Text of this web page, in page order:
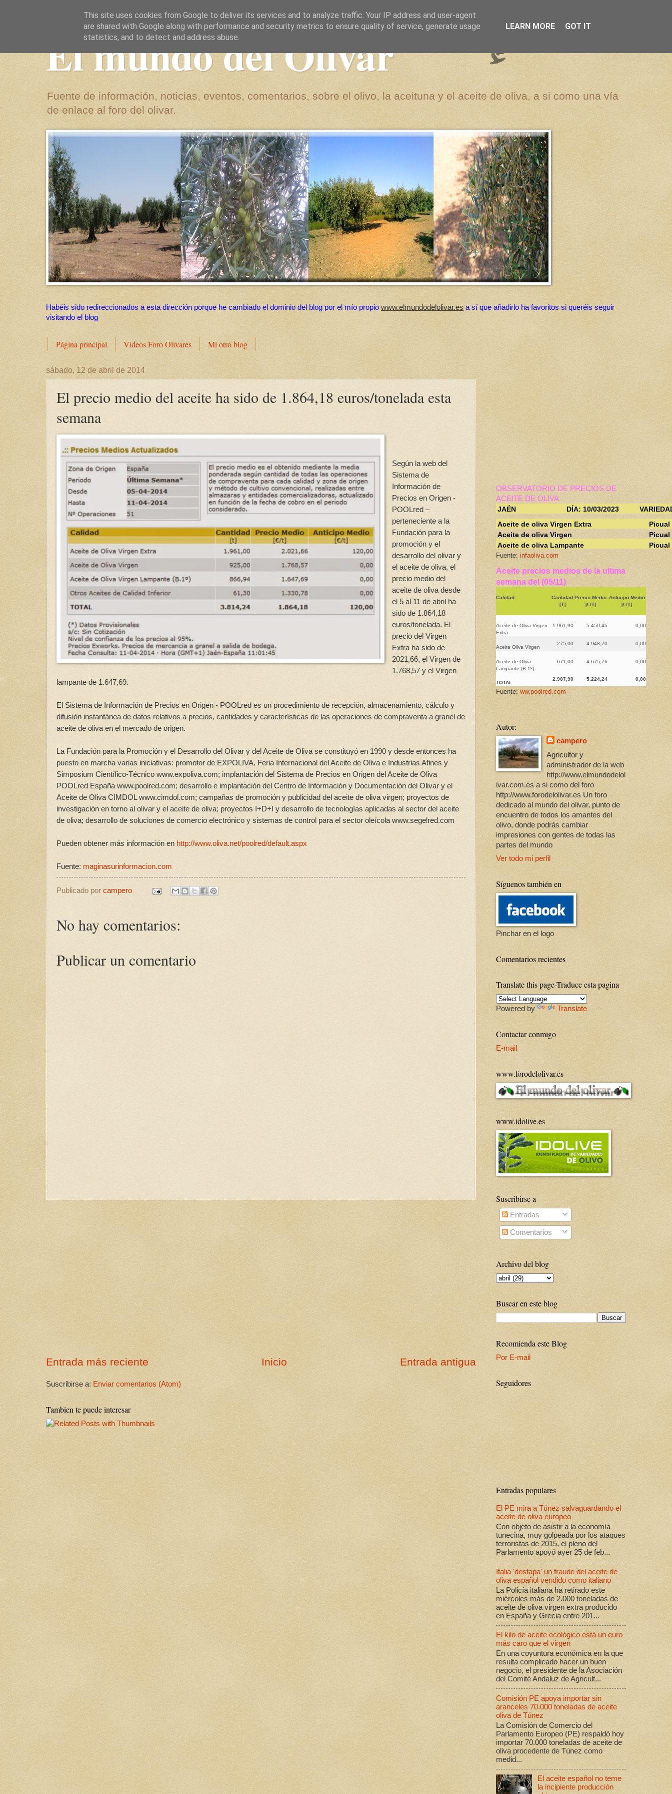
El mundo del Olivar
Fuente de información, noticias, eventos, comentarios, sobre el olivo, la aceituna y el aceite de oliva, a si como una vía
de enlace al foro del olivar.
Habéis sido redireccionados a esta dirección porque he cambiado el dominio del blog por el mío propio www.elmundodelolivar.es a sí que añadirlo ha favoritos si queréis seguir
visitando el blog
Página principal Videos Foro Olivares Mi otro blog
sábado, 12 de abril de 2014
El precio medio del aceite ha sido de 1.864,18 euros/tonelada esta
semana
Según la web del
Sistema de
Información de
Precios en Origen -
POOLred –
perteneciente a la
Fundación para la
promoción y el
desarrollo del olivar y
el aceite de oliva, el
precio medio del
aceite de oliva desde
el 5 al 11 de abril ha
sido de 1.864,18
euros/tonelada. El
precio del Virgen
Extra ha sido de
2021,66, el Virgen de
1.768,57 y el Virgen
lampante de 1.647,69.
El Sistema de Información de Precios en Origen - POOLred es un procedimiento de recepción, almacenamiento, cálculo y
difusión instantánea de datos relativos a precios, cantidades y características de las operaciones de compraventa a granel de
aceite de oliva en el mercado de origen.
La Fundación para la Promoción y el Desarrollo del Olivar y del Aceite de Oliva se constituyó en 1990 y desde entonces ha
puesto en marcha varias iniciativas: promotor de EXPOLIVA, Feria Internacional del Aceite de Oliva e Industrias Afines y
Simposium Científico-Técnico www.expoliva.com; implantación del Sistema de Precios en Origen del Aceite de Oliva
POOLred España www.poolred.com; desarrollo e implantación del Centro de Información y Documentación del Olivar y el
Aceite de Oliva CIMDOL www.cimdol.com; campañas de promoción y publicidad del aceite de oliva virgen; proyectos de
investigación en torno al olivar y el aceite de oliva; proyectos I+D+I y desarrollo de tecnologías aplicadas al sector del aceite
de oliva; desarrollo de soluciones de comercio electrónico y sistemas de control para el sector oleícola www.segelred.com
Pueden obtener más información en http://www.oliva.net/poolred/default.aspx
Fuente: maginasurinformacion.com
Publicado por campero
No hay comentarios:
Publicar un comentario
Entrada más reciente Entrada antigua
Inicio
Suscribirse a: Enviar comentarios (Atom)
Tambien te puede interesar
OBSERVATORIO DE PRECIOS DE
ACEITE DE OLIVA
JAÉN
DÍA: 10/03/2023
Aceite de oliva Virgen Extra
Picual
Aceite de oliva Virgen
Picual
Aceite de oliva Lampante
Picual
Fuente: infaoliva.com
Aceite precios medios de la ultima
semana del (05/11)
Calidad
Cantidad
[T]
Precio Medio
[€/T]
Anticipo Medio
[€/T]
Aceite de Oliva Virgen
Extra
1.961,90 5.450,45 0,00
Aceite Oliva Virgen
275,00 4.948,70 0,00
Aceite de Oliva
Lampante (B.1º)
671,00 4.675,76 0,00
TOTAL
2.907,90 5.224,24 0,00
Fuente: ww.poolred.com
Autor:
campero
Agricultor y
administrador de la web
http://www.elmundodelol
ivar.com.es a si como del foro
http://www.forodelolivar.es Un foro
dedicado al mundo del olivar, punto de
encuentro de todos los amantes del
olivo, donde podrás cambiar
impresiones con gentes de todas las
partes del mundo
Ver todo mi perfil
Síguenos también en
Pinchar en el logo
Comentarios recientes
Translate this page-Traduce esta pagina
Powered by Translate
Contactar conmigo
E-mail
www.forodelolivar.es
www.idolive.es
Suscribirse a
Entradas
Comentarios
Archivo del blog
Buscar en este blog
Recomienda este Blog
Por E-mail
Seguidores
Entradas populares
El PE mira a Túnez salvaguardando el
aceite de oliva europeo
Con objeto de asistir a la economía
tunecina, muy golpeada por los ataques
terroristas de 2015, el pleno del
Parlamento apoyó ayer 25 de feb...
Italia 'destapa' un fraude del aceite de
oliva español vendido como italiano
La Policía italiana ha retirado este
miércoles más de 2.000 toneladas de
aceite de oliva virgen extra producido
en España y Grecia entre 201...
El kilo de aceite ecológico está un euro
más caro que el virgen
En una coyuntura económica en la que
resulta complicado hacer un buen
negocio, el presidente de la Asociación
del Comité Andaluz de Agricult...
Comisión PE apoya importar sin
aranceles 70.000 toneladas de aceite
oliva de Túnez
La Comisión de Comercio del
Parlamento Europeo (PE) respaldó hoy
importar 70.000 toneladas de aceite de
oliva procedente de Túnez como
medid...
El aceite español no teme
la incipiente producción
This site uses cookies from Google to deliver its services and to analyze traffic. Your IP address and user-agent
are shared with Google along with performance and security metrics to ensure quality of service, generate usage
statistics, and to detect and address abuse.
LEARN MORE GOT IT